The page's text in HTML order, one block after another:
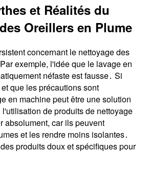
et Réalités du
Oreillers en Plume
concernant le nettoyage des
exemple, l'idée que le lavage en
néfaste est fausse․ Si
que les précautions sont
en machine peut être une solution
de produits de nettoyage
absolument, car ils peuvent
et les rendre moins isolantes․
produits doux et spécifiques pour